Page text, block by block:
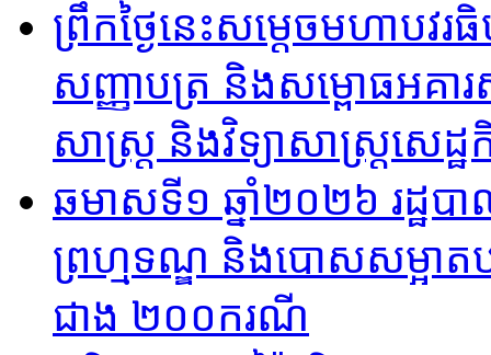
ព្រឹកថ្ងៃនេះសម្តេចមហាប
សញ្ញាបត្រ និងសម្ពោធអគា
សាស្ត្រ និងវិទ្យាសាស្ត្រសេដ្ឋ
ឆមាសទី១ ឆ្នាំ២០២៦​ រដ្ឋបា
ព្រហ្មទណ្ឌ និងបោសសម្អាតប
ជាង ២០០ករណី